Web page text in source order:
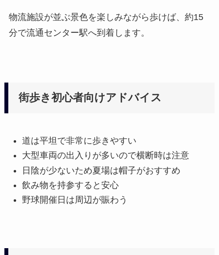
物流施設が並ぶ景色を楽しみながら歩けば、約15
分で流通センター駅へ到着します。
街歩き初心者向けアドバイス
道は平坦で非常に歩きやすい
大型車両の出入りが多いので横断時は注意
日陰が少ないため夏場は帽子がおすすめ
飲み物を持参すると安心
野球開催日は周辺が賑わう